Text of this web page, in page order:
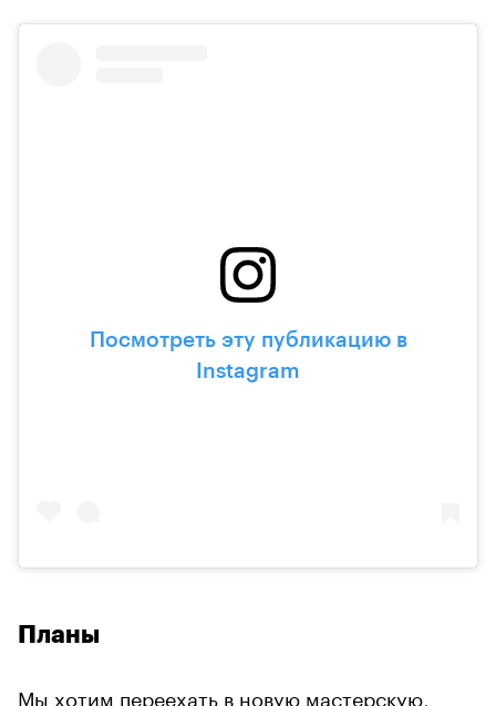
Посмотреть эту публикацию в
Instagram
Планы
Мы хотим переехать в новую мастерскую,